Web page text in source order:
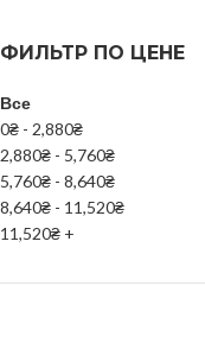
ФИЛЬТР ПО ЦЕНЕ
Все
0₴ - 2,880₴
2,880₴ - 5,760₴
5,760₴ - 8,640₴
8,640₴ - 11,520₴
11,520₴ +